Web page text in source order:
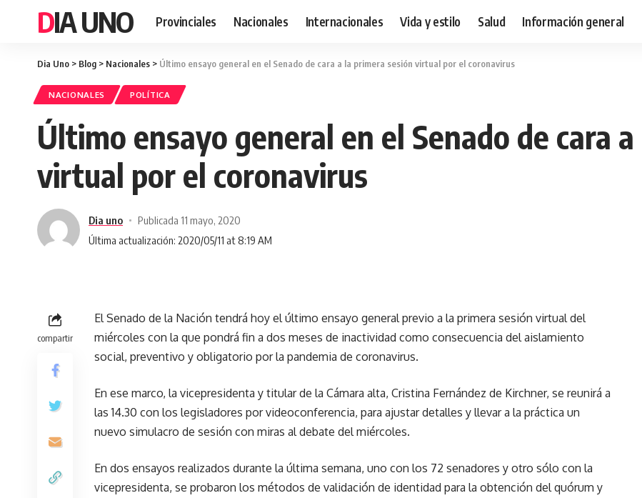
DIA UNO Provinciales Nacionales Internacionales Vida y estilo Salud Información general
Dia Uno > Blog > Nacionales > Último ensayo general en el Senado de cara a la primera sesión virtual por el coronavirus
NACIONALES POLÍTICA
Último ensayo general en el Senado de cara
virtual por el coronavirus
Última actualización: 2020/05/11 at 8:19 AM
Dia uno Publicada 11 mayo, 2020
compartir
El Senado de la Nación tendrá hoy el último ensayo general previo a la primera sesión virtual del
miércoles con la que pondrá fin a dos meses de inactividad como consecuencia del aislamiento
social, preventivo y obligatorio por la pandemia de coronavirus.
En ese marco, la vicepresidenta y titular de la Cámara alta, Cristina Fernández de Kirchner, se reunirá a
las 14.30 con los legisladores por videoconferencia, para ajustar detalles y llevar a la práctica un
nuevo simulacro de sesión con miras al debate del miércoles.
En dos ensayos realizados durante la última semana, uno con los 72 senadores y otro sólo con la
vicepresidenta, se probaron los métodos de validación de identidad para la obtención del quórum y